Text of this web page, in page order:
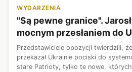
WYDARZENIA
"Są pewne granice".
mocnym przesłaniem do
Przedstawiciele opozycji twierdzili,
przekazał Ukrainie pociski do
stare Patrioty, tylko te nowe,